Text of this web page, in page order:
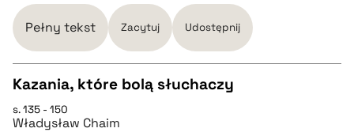
pobierz cytat
BIBTEX
Pełny tekst Zacytuj Udostępnij
CZYSTY TEKST
Kazania, które bolą słuchaczy
s. 135 - 150
Władysław Chaim